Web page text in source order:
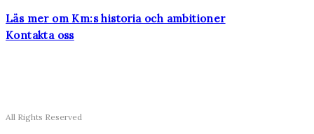
Läs mer om Km:s historia och ambitioner
Kontakta oss
All Rights Reserved